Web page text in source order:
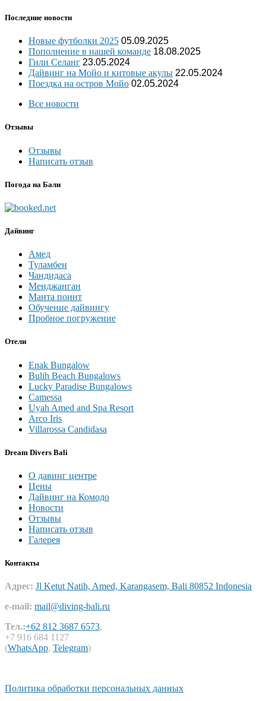
Последние новости
Новые футболки 2025 05.09.2025
Пополнение в нашей команде 18.08.2025
Гили Селанг 23.05.2024
Дайвинг на Мойо и китовые акулы 22.05.2024
Поездка на остров Мойо 02.05.2024
Все новости
Отзывы
Отзывы
Написать отзыв
Погода на Бали
Дайвинг
Амед
Туламбен
Чандидаса
Менджанган
Манта поинт
Обучение дайвингу
Пробное погружение
Отели
Enak Bungalow
Bulih Beach Bungalows
Lucky Paradise Bungalows
Camessa
Uyah Amed and Spa Resort
Arco Iris
Villarossa Candidasa
Dream Divers Bali
О давинг центре
Цены
Дайвинг на Комодо
Новости
Отзывы
Написать отзыв
Галерея
Контакты
Адрес: Jl Ketut Natih, Amed, Karangasem, Bali 80852 Indonesia
e-mail: mail@diving-bali.ru
Тел.:+62 812 3687 6573,
+7 916 684 1127
(WhatsApp, Telegram)
Политика обработки персональных данных